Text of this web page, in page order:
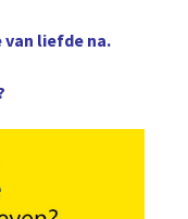
liefde na.